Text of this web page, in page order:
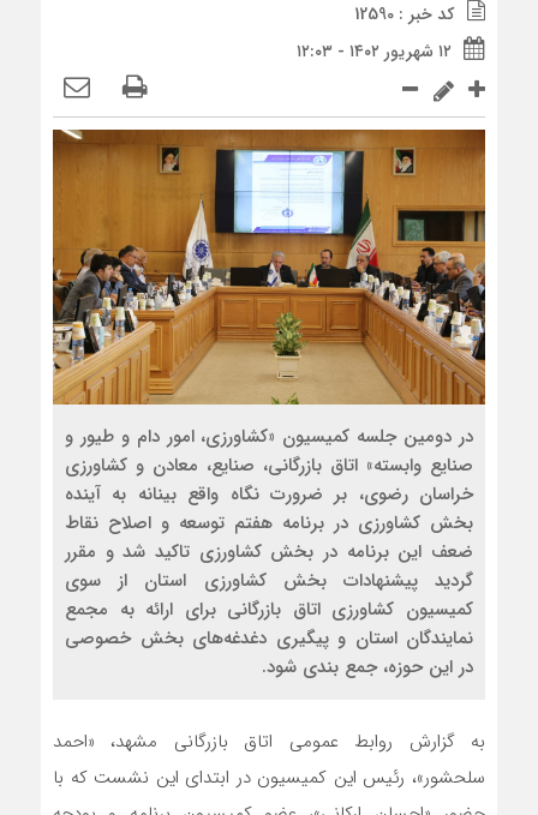
کد خبر : 12590
۱۲ شهریور ۱۴۰۲ - ۱۲:۰۳
در دومین جلسه کمیسیون «کشاورزی، امور دام و طیور و
صنایع وابسته» اتاق بازرگانی، صنایع، معادن و کشاورزی
خراسان رضوی، بر ضرورت نگاه واقع بینانه به آینده
بخش کشاورزی در برنامه هفتم توسعه و اصلاح نقاط
ضعف این برنامه در بخش کشاورزی تاکید شد و مقرر
گردید پیشنهادات بخش کشاورزی استان از سوی
کمیسیون کشاورزی اتاق بازرگانی برای ارائه به مجمع
نمایندگان استان و پیگیری دغدغه‌های بخش خصوصی
در این حوزه، جمع بندی شود.
به گزارش روابط عمومی اتاق بازرگانی مشهد، «احمد
سلحشور»، رئیس این کمیسیون در ابتدای این نشست که با